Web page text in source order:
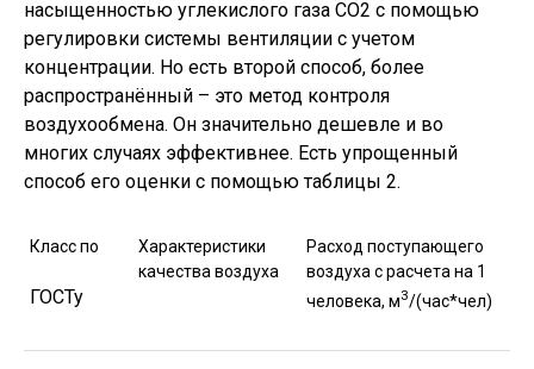
насыщенностью углекислого газа СО2 с помощью
регулировки системы вентиляции с учетом
концентрации. Но есть второй способ, более
распространённый – это метод контроля
воздухообмена. Он значительно дешевле и во
многих случаях эффективнее. Есть упрощенный
способ его оценки с помощью таблицы 2.
Класс по
ГОСТу
Характеристики
качества воздуха
Расход поступающего
воздуха с расчета на 1
человека, м3/(час*чел)